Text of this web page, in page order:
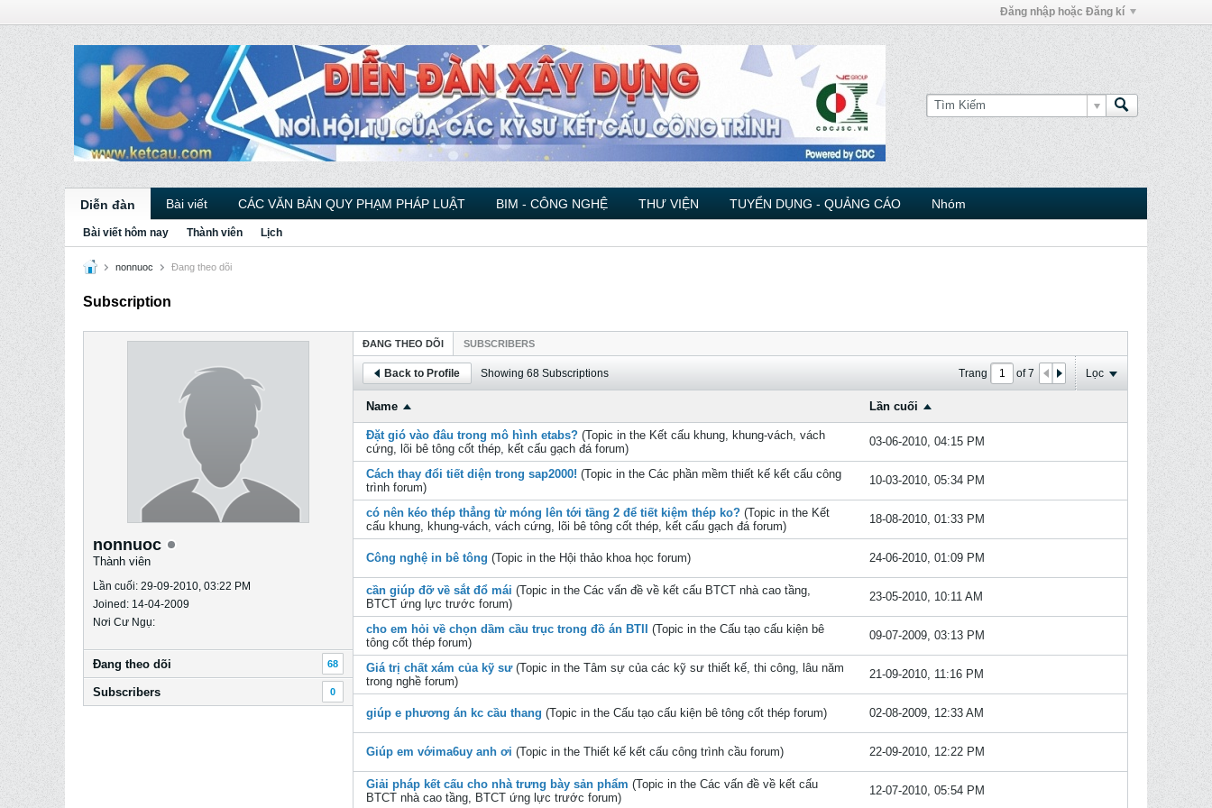
Đăng nhập hoặc Đăng kí
Diễn đàn Bài viết CÁC VĂN BẢN QUY PHẠM PHÁP LUẬT BIM - CÔNG NGHỆ THƯ VIỆN TUYỂN DỤNG - QUẢNG CÁO Nhóm
Bài viết hôm nay Thành viên Lịch
nonnuoc Ðang theo dõi
Subscription
nonnuoc
Thành viên
Lần cuối: 29-09-2010, 03:22 PM
Joined: 14-04-2009
Nơi Cư Ngụ:
Ðang theo dõi 68
Subscribers 0
ÐANG THEO DÕI SUBSCRIBERS
Back to Profile Showing 68 Subscriptions Trang of7 Lọc
Name Lần cuối
Đặt gió vào đâu trong mô hình etabs? (Topic in the Kết cấu khung, khung-vách, vách
cứng, lõi bê tông cốt thép, kết cấu gạch đáforum)
03-06-2010, 04:15 PM
Cách thay đổi tiết diện trong sap2000! (Topic in the Các phần mềm thiết kế kết cấu công
trình forum)
10-03-2010, 05:34 PM
có nên kéo thép thẳng từ móng lên tới tầng 2 để tiết kiệm thép ko? (Topic in the Kết
cấu khung, khung-vách, vách cứng, lõi bê tông cốt thép, kết cấu gạch đáforum)
18-08-2010, 01:33 PM
Công nghệ in bê tông (Topic in the Hội thảo khoa học forum) 24-06-2010, 01:09 PM
cần giúp đỡ về sắt đổ mái (Topic in the Các vấn đề về kết cấu BTCT nhà cao tầng,
BTCT ứng lực trước forum)
23-05-2010, 10:11 AM
cho em hỏi về chọn dầm cầu trục trong đồ án BTII (Topic in the Cấu tạo cấu kiện bê
tông cốt thép forum)
09-07-2009, 03:13 PM
Giá trị chất xám của kỹ sư (Topic in the Tâm sự của các kỹ sư thiết kế, thi công, lâu năm
trong nghề forum)
21-09-2010, 11:16 PM
giúp e phương án kc cầu thang (Topic in the Cấu tạo cấu kiện bê tông cốt thép forum) 02-08-2009, 12:33 AM
Giúp em vớima6uy anh ơi (Topic in the Thiết kế kết cấu công trình cầu forum) 22-09-2010, 12:22 PM
Giải pháp kết cấu cho nhà trưng bày sản phẩm (Topic in the Các vấn đề về kết cấu
BTCT nhà cao tầng, BTCT ứng lực trước forum)
12-07-2010, 05:54 PM